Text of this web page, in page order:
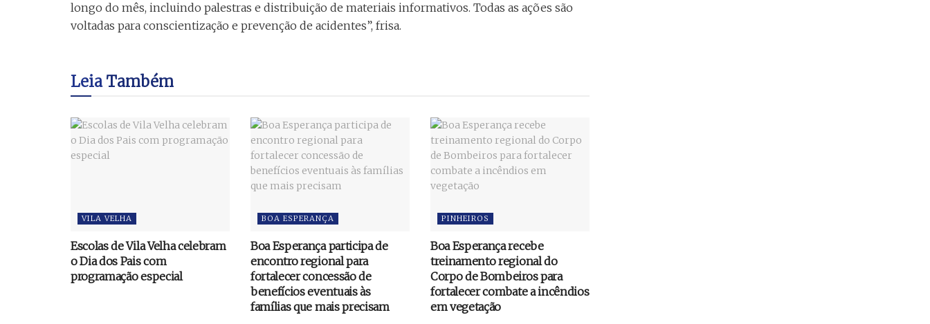
longo do mês, incluindo palestras e distribuição de materiais informativos. Todas as ações são
voltadas para conscientização e prevenção de acidentes”, frisa.
LeiaTambém
VILA VELHA
Escolas de Vila Velha celebram
o Dia dos Pais com
programação especial
BOA ESPERANÇA
Boa Esperança participa de
encontro regional para
fortalecer concessão de
benefícios eventuais às
famílias que mais precisam
PINHEIROS
Boa Esperança recebe
treinamento regional do
Corpo de Bombeiros para
fortalecer combate a incêndios
em vegetação